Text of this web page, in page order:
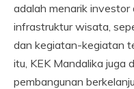
adalah menarik investor
infrastruktur wisata,
dan kegiatan-kegiatan
itu, KEK Mandalika juga
pembangunan